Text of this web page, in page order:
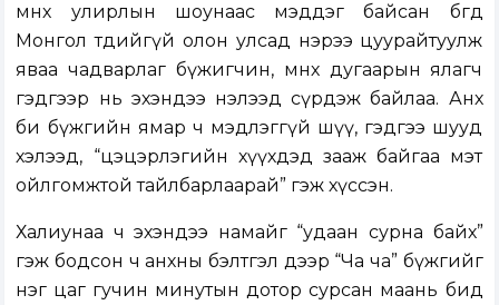
өмнөх улирлын шоунаас мэддэг байсан бөгөөд
Монгол төдийгүй олон улсад нэрээ цуурайтуулж
яваа чадварлаг бүжигчин, өмнөх дугаарын ялагч
гэдгээр нь эхэндээ нэлээд сүрдэж байлаа. Анх
би бүжгийн ямар ч мэдлэггүй шүү, гэдгээ шууд
хэлээд, “цэцэрлэгийн хүүхдэд зааж байгаа мэт
ойлгомжтой тайлбарлаарай” гэж хүссэн.
Халиунаа ч эхэндээ намайг “удаан сурна байх”
гэж бодсон ч анхны бэлтгэл дээр “Ча ча” бүжгийг
нэг цаг гучин минутын дотор сурсан маань бид